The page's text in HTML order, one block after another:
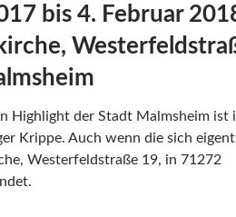
bis 4. Februar
Highlight der Stadt Malmsheim ist
Krippe. Auch wenn die sich
Westerfeldstraße 19, in 71272